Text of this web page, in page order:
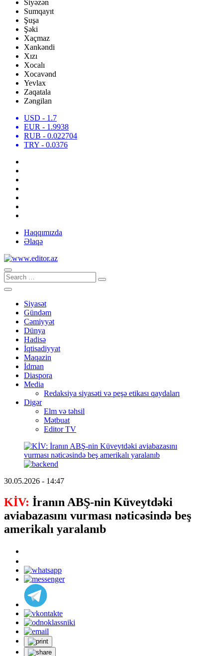
Siyəzən
Sumqayıt
Şuşa
Şəki
Xaçmaz
Xankəndi
Xızı
Xocalı
Xocavənd
Yevlax
Zaqatala
Zəngilan
USD - 1.7
EUR - 1.9938
RUB - 0.022704
TRY - 0.0376
Haqqımızda
Əlaqə
Siyasət
Gündəm
Cəmiyyət
Dünya
Hadisə
İqtisadiyyat
Maqazin
İdman
Diaspora
Media
Redaksiya siyasəti və peşə etikası qaydaları
Digər
Elm və təhsil
Mətbuat
Editor TV
30.05.2026 - 14:47
KİV: İranın ABŞ-nin Küveytdəki
aviabazasını vurması nəticəsində beş
amerikalı yaralanıb